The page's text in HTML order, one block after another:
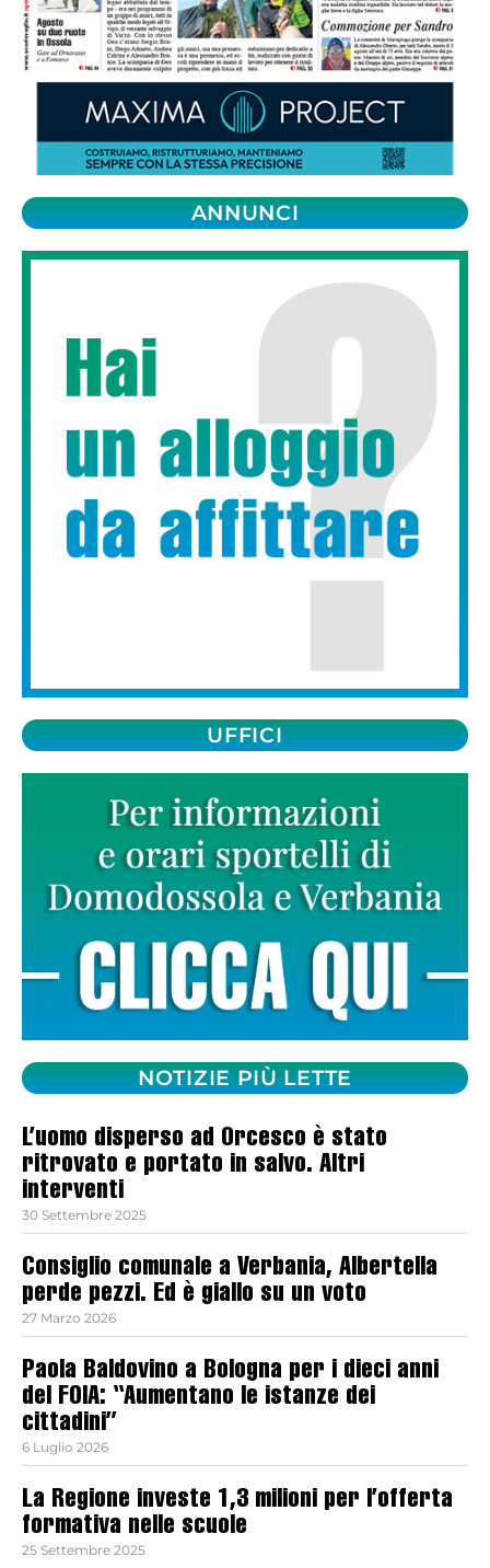
ANNUNCI
UFFICI
NOTIZIE PIÙ LETTE
L’uomo disperso ad Orcesco è stato
ritrovato e portato in salvo. Altri
interventi
30 Settembre 2025
Consiglio comunale a Verbania, Albertella
perde pezzi. Ed è giallo su un voto
27 Marzo 2026
Paola Baldovino a Bologna per i dieci anni
del FOIA: “Aumentano le istanze dei
cittadini”
6 Luglio 2026
La Regione investe 1,3 milioni per l’offerta
formativa nelle scuole
25 Settembre 2025